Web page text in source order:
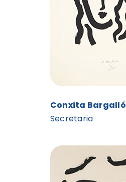
Conxita Bargalló
Secretaria